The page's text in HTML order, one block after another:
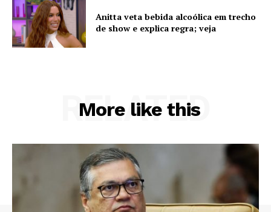
Anitta veta bebida alcoólica em trecho
de show e explica regra; veja
More like this
RELATED